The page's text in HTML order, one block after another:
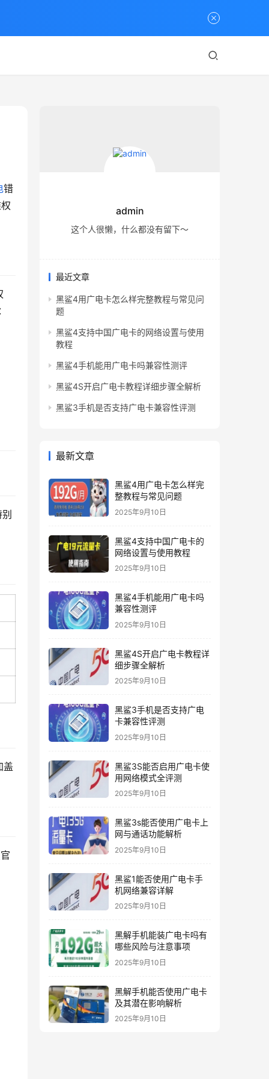
错
盖
admin
这个人很懒，什么都没有留下～
最近文章
黑鲨4用广电卡怎么样完整教程与常见问
题
黑鲨4支持中国广电卡的网络设置与使用
教程
黑鲨4手机能用广电卡吗兼容性测评
黑鲨4S开启广电卡教程详细步骤全解析
黑鲨3手机是否支持广电卡兼容性评测
最新文章
黑鲨4用广电卡怎么样完
整教程与常见问题
2025年9月10日
黑鲨4支持中国广电卡的
网络设置与使用教程
2025年9月10日
黑鲨4手机能用广电卡吗
兼容性测评
2025年9月10日
黑鲨4S开启广电卡教程详
细步骤全解析
2025年9月10日
黑鲨3手机是否支持广电
卡兼容性评测
2025年9月10日
黑鲨3S能否启用广电卡使
用网络模式全评测
2025年9月10日
黑鲨3s能否使用广电卡上
网与通话功能解析
2025年9月10日
黑鲨1能否使用广电卡手
机网络兼容详解
2025年9月10日
黑解手机能装广电卡吗有
哪些风险与注意事项
2025年9月10日
黑解手机能否使用广电卡
及其潜在影响解析
2025年9月10日